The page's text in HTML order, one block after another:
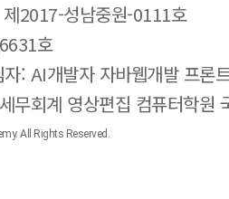
2017-성남중원-0111호
호
: AI개발자 자바웹개발 프론
무회계 영상편집 컴퓨터학원
All Rights Reserved.